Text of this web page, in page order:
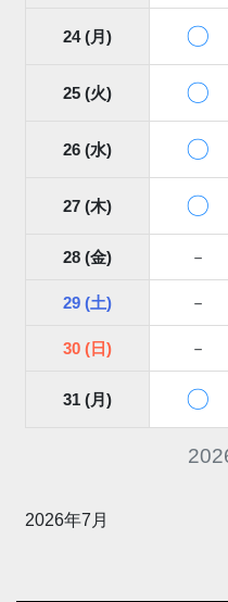
24 (月) 〇
25 (火) 〇
26 (水) 〇
27 (木) 〇
28 (金) －
29 (土) －
30 (日) －
31 (月) 〇
2026年7月